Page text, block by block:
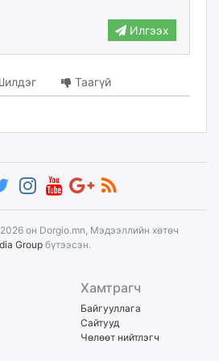
Илгээх
Таагүй
он Dorgio.mn, Мэдээллийн хөтөч
Group бүтээсэн.
Хамтрагч
Байгууллага
Сайтууд
Чөлөөт нийтлэгч